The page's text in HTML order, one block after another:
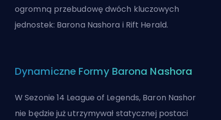
ogromną przebudowę dwóch kluczowych
jednostek: Barona Nashora i Rift Herald.
Dynamiczne Formy Barona Nashora
W Sezonie 14 League of Legends, Baron Nashor
nie będzie już utrzymywał statycznej postaci